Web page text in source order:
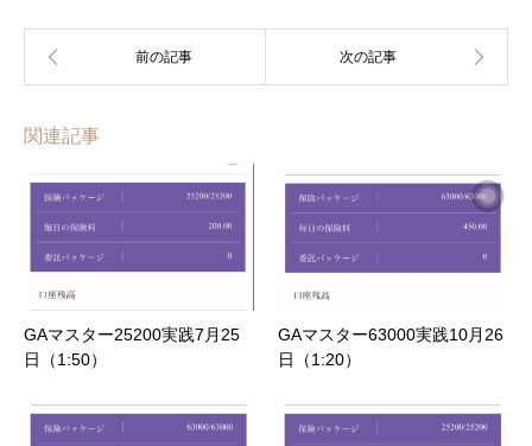
関連記事
GAマスター25200実践7月25
日（1:50）
GAマスター63000実践10月26
日（1:20）